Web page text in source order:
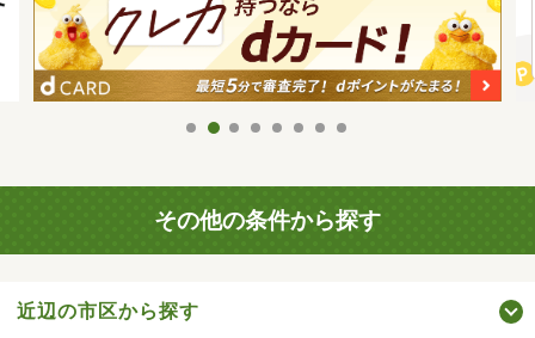
その他の条件から探す
近辺の市区から探す